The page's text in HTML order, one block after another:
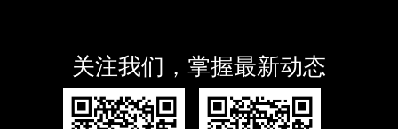
关注我们，掌握最新动态